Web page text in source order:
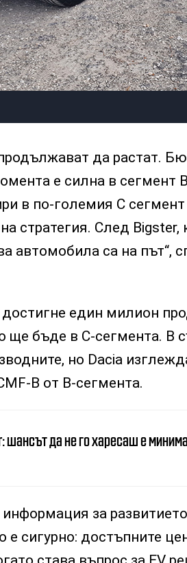
да растат.
е силна в сегмент
в по-големия C сегмент
стратегия. След Bigster,
автомобила са на път“,
достигне един милион
ще бъде в C-сегмента. В
но Dacia
B от B-сегмента.
шансът да не го харесаш е
за
е сигурно: достъпните